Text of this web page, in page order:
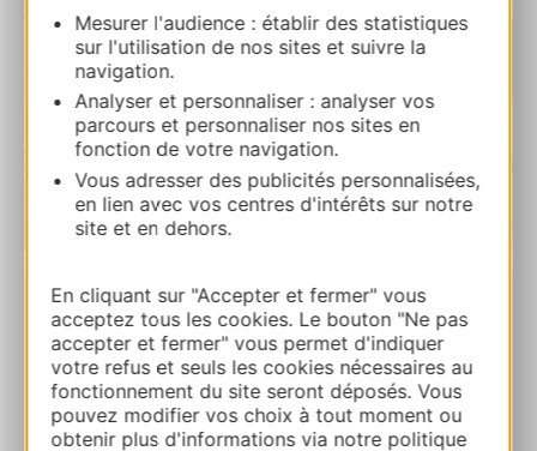
Mesurer l'audience : établir des statistiques
sur l'utilisation de nos sites et suivre la
navigation.
Analyser et personnaliser : analyser vos
parcours et personnaliser nos sites en
fonction de votre navigation.
Vous adresser des publicités personnalisées,
en lien avec vos centres d'intérêts sur notre
site et en dehors.
En cliquant sur "Accepter et fermer" vous
acceptez tous les cookies. Le bouton "Ne pas
accepter et fermer" vous permet d'indiquer
votre refus et seuls les cookies nécessaires au
fonctionnement du site seront déposés. Vous
pouvez modifier vos choix à tout moment ou
obtenir plus d'informations via notre politique
Leaflet
La Grange des oiseaux
Le Bousquet 12210 MONTPEYROUX
Ruta y acceso